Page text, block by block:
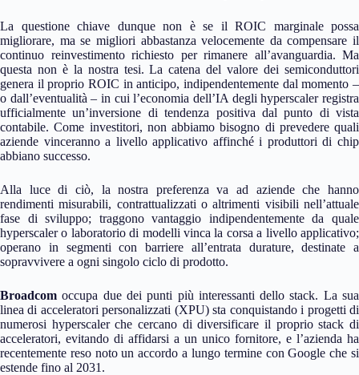
La questione chiave dunque non è se il ROIC marginale possa
migliorare, ma se migliori abbastanza velocemente da compensare il
continuo reinvestimento richiesto per rimanere all’avanguardia. Ma
questa non è la nostra tesi. La catena del valore dei semiconduttori
genera il proprio ROIC in anticipo, indipendentemente dal momento –
o dall’eventualità – in cui l’economia dell’IA degli hyperscaler registra
ufficialmente un’inversione di tendenza positiva dal punto di vista
contabile. Come investitori, non abbiamo bisogno di prevedere quali
aziende vinceranno a livello applicativo affinché i produttori di chip
abbiano successo.
Alla luce di ciò, la nostra preferenza va ad aziende che hanno
rendimenti misurabili, contrattualizzati o altrimenti visibili nell’attuale
fase di sviluppo; traggono vantaggio indipendentemente da quale
hyperscaler o laboratorio di modelli vinca la corsa a livello applicativo;
operano in segmenti con barriere all’entrata durature, destinate a
sopravvivere a ogni singolo ciclo di prodotto.
Broadcom occupa due dei punti più interessanti dello stack. La sua
linea di acceleratori personalizzati (XPU) sta conquistando i progetti di
numerosi hyperscaler che cercano di diversificare il proprio stack di
acceleratori, evitando di affidarsi a un unico fornitore, e l’azienda ha
recentemente reso noto un accordo a lungo termine con Google che si
estende fino al 2031.